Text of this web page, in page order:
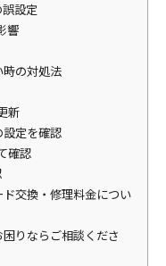
設定
響
の対処法
新
定を確認
確認
交換・修理料金につい
りならご相談くださ